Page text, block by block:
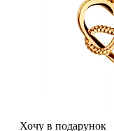
Хочу в подарунок